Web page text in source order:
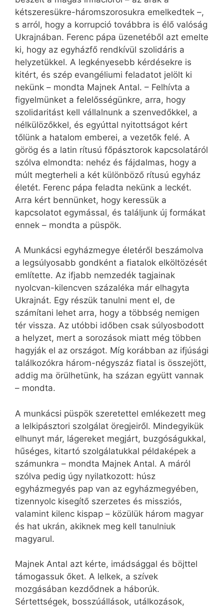
kétszeresükre-háromszorosukra emelkedtek –,
s arról, hogy a korrupció továbbra is élő valóság
Ukrajnában. Ferenc pápa üzenetéből azt emelte
ki, hogy az egyházfő rendkívül szolidáris a
helyzetükkel. A legkényesebb kérdésekre is
kitért, és szép evangéliumi feladatot jelölt ki
nekünk – mondta Majnek Antal. – Felhívta a
figyelmünket a felelősségünkre, arra, hogy
szolidaritást kell vállalnunk a szenvedőkkel, a
nélkülözőkkel, és egyúttal nyitottságot kért
tőlünk a hatalom emberei, a vezetők felé. A
görög és a latin rítusú főpásztorok kapcsolatáról
szólva elmondta: nehéz és fájdalmas, hogy a
múlt megterheli a két különböző rítusú egyház
életét. Ferenc pápa feladta nekünk a leckét.
Arra kért bennünket, hogy keressük a
kapcsolatot egymással, és találjunk új formákat
ennek – mondta a püspök.
A Munkácsi egyházmegye életéről beszámolva
a legsúlyosabb gondként a fiatalok elköltözését
említette. Az ifjabb nemzedék tagjainak
nyolcvan-kilencven százaléka már elhagyta
Ukrajnát. Egy részük tanulni ment el, de
számítani lehet arra, hogy a többség nemigen
tér vissza. Az utóbbi időben csak súlyosbodott
a helyzet, mert a sorozások miatt még többen
hagyják el az országot. Míg korábban az ifjúsági
találkozókra három-négyszáz fiatal is összejött,
addig ma örülhetünk, ha százan együtt vannak
– mondta.
A munkácsi püspök szeretettel emlékezett meg
a lelkipásztori szolgálat öregjeiről. Mindegyikük
elhunyt már, lágereket megjárt, buzgóságukkal,
hűséges, kitartó szolgálatukkal példaképek a
számunkra – mondta Majnek Antal. A máról
szólva pedig úgy nyilatkozott: húsz
egyházmegyés pap van az egyházmegyében,
tizennyolc kisegítő szerzetes és missziós,
valamint kilenc kispap – közülük három magyar
és hat ukrán, akiknek meg kell tanulniuk
magyarul.
Majnek Antal azt kérte, imádsággal és böjttel
támogassuk őket. A lelkek, a szívek
mozgásában kezdődnek a háborúk.
Sértettségek, bosszúállások, utálkozások,